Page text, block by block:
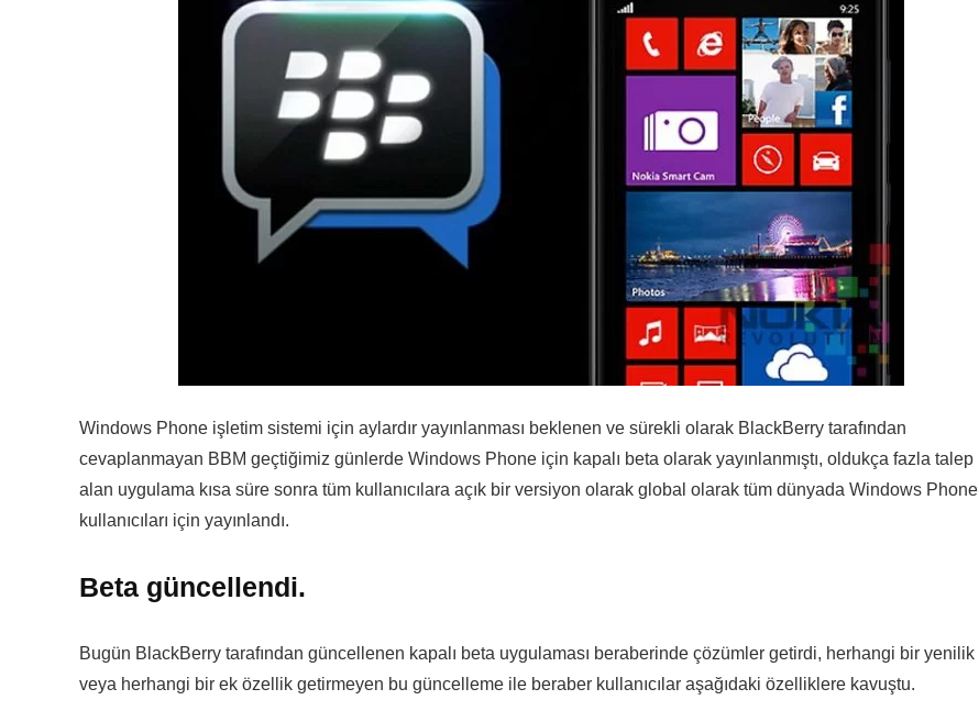
Windows Phone işletim sistemi için aylardır yayınlanması beklenen ve sürekli olarak BlackBerry tarafından
cevaplanmayan BBM geçtiğimiz günlerde Windows Phone için kapalı beta olarak yayınlanmıştı, oldukça fazla talep
alan uygulama kısa süre sonra tüm kullanıcılara açık bir versiyon olarak global olarak tüm dünyada Windows Phone
kullanıcıları için yayınlandı.
Beta güncellendi.
Bugün BlackBerry tarafından güncellenen kapalı beta uygulaması beraberinde çözümler getirdi, herhangi bir yenilik
veya herhangi bir ek özellik getirmeyen bu güncelleme ile beraber kullanıcılar aşağıdaki özelliklere kavuştu.